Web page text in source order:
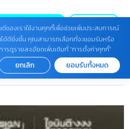
SDN BHD
รีโนเวตบ้าน
านโมเดิร์น
ซต์ของเราใช้งานคุกกี้เพื่อช่วยเพิ่มประสบการณ์
ได้ดียิ่งขึ้น คุณสามารถเลือกที่จะยอมรับหรือ
รดูรายละเอียดเพิ่มเติมที่ “การตั้งค่าคุกกี้”
ยกเลิก ยอมรับทั้งหมด